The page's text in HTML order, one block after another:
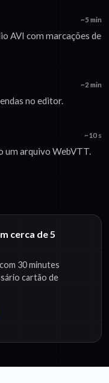
~5 min
AVI com marcações de
~2 min
no editor.
~10 s
um arquivo WebVTT.
cerca de 5
30 minutes
cartão de